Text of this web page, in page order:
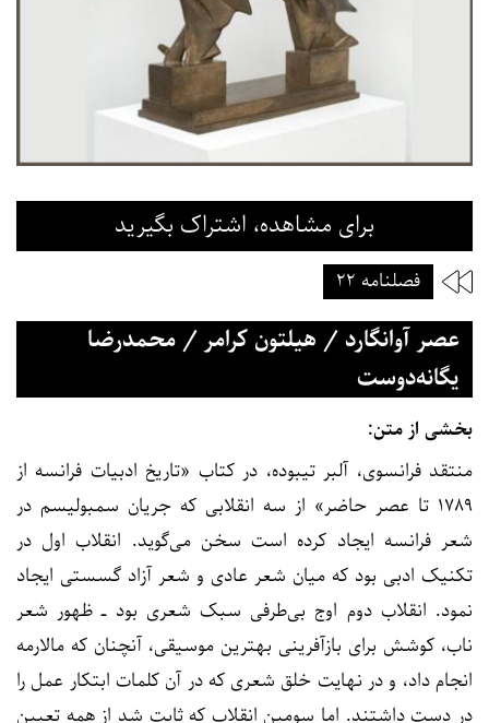
برای مشاهده، اشتراک بگیرید
فصلنامه ۲۲
عصر آوانگارد / هیلتون کرامر / محمدرضا
یگانه‌دوست
بخشی از متن:
منتقد فرانسوی، آلبر تیبوده، در کتاب «تاریخ ادبیات فرانسه از
۱۷۸۹ تا عصر حاضر» از سه انقلابی که جریان سمبولیسم در
شعر فرانسه ایجاد کرده است سخن می‌‌گوید. انقلاب اول در
تکنیک ادبی بود که میان شعر عادی و شعر آزاد گسستی ایجاد
نمود. انقلاب دوم اوج بی‌طرفی سبک شعری بود ــ ظهور شعر
ناب، کوشش برای بازآفرینی بهترین موسیقی، آنچنان که مالارمه
انجام داد، و در نهایت خلق شعری که در آن کلمات ابتکار عمل را
در دست داشتند. اما سومین انقلاب که ثابت شد از همه تعیین